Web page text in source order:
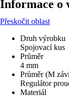
Informace o
Přeskočit oblast
Druh výrobku
Spojovací kus
Průměr
4 mm
Průměr (M
Regulátor
Materiál